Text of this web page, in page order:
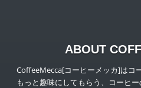
ABOUT
CoffeeMecca[コーヒーメッカ]はコ
もっと趣味にしてもらう、コーヒ